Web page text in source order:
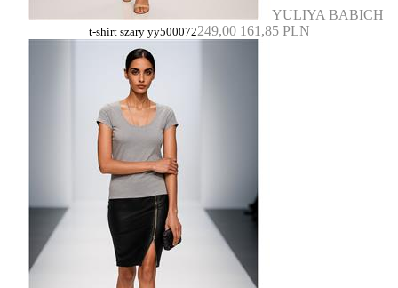
YULIYA BABICH
t-shirt szary yy500072249,00 161,85 PLN